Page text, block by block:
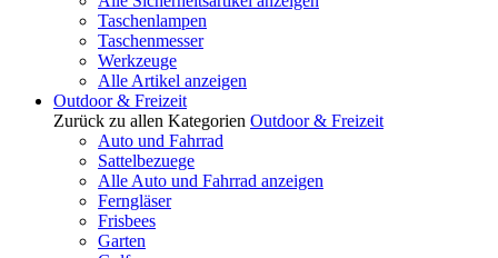
Taschenlampen
Taschenmesser
Werkzeuge
Alle Artikel anzeigen
Outdoor & Freizeit
Zurück zu allen Kategorien Outdoor & Freizeit
Auto und Fahrrad
Sattelbezuege
Alle Auto und Fahrrad anzeigen
Ferngläser
Frisbees
Garten